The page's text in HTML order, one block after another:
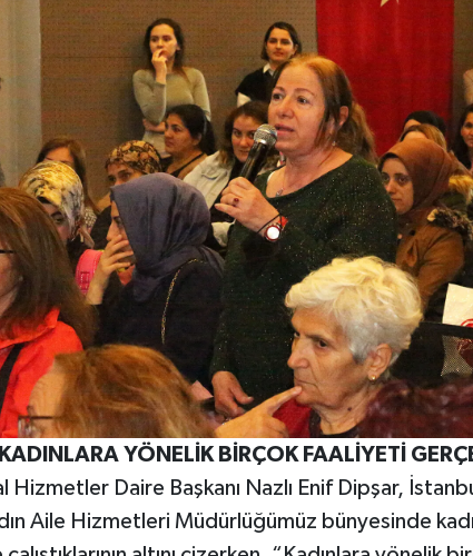
YÖNELİK BİRÇOK FAALİYETİ
Hizmetler Daire Başkanı Nazlı Enif Dipşar,
Aile Hizmetleri Müdürlüğümüz bünyesinde